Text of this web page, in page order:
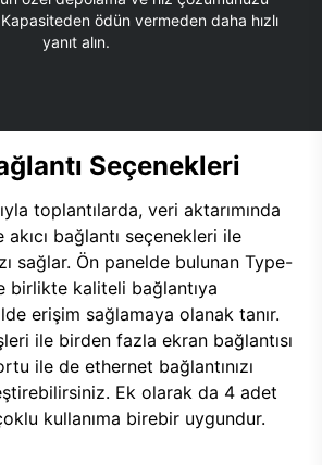
ödün vermeden daha hızlı
yanıt alın.
Seçenekleri
toplantılarda, veri aktarımında
bağlantı seçenekleri ile
sağlar. Ön panelde bulunan Type-
birlikte kaliteli bağlantıya
erişim sağlamaya olanak tanır.
ile birden fazla ekran bağlantısı
ile de ethernet bağlantınızı
Ek olarak da 4 adet
kullanıma birebir uygundur.